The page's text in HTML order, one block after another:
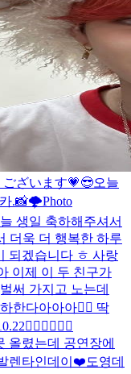
ございます💗😎오늘
.📸🌩Photo
생일 축하해주셔서
더욱 더 행복한 하루
되겠습니다 ㅎ 사랑
이제 이 두 친구가
써 가지고 노는데
한다아아아❤️‍🔥 딱
❤️‍🔥❤️‍🔥❤️‍🔥
올렸는데 공연장에
렌타인데이❤️도영데